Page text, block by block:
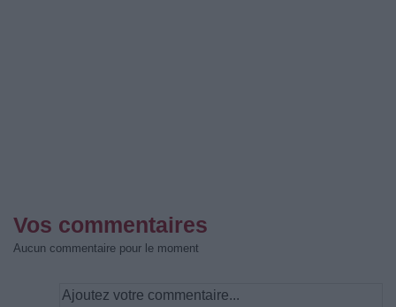
Vos commentaires
Aucun commentaire pour le moment